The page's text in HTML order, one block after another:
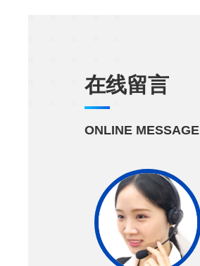
在线留言
ONLINE MESSAGE